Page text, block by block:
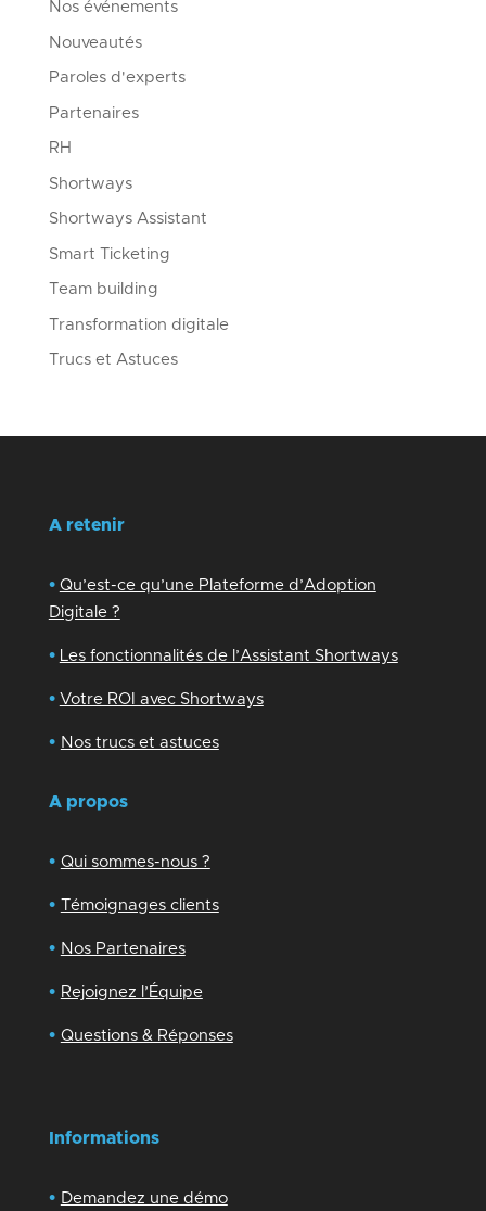
Nos événements
Nouveautés
Paroles d'experts
Partenaires
RH
Shortways
Shortways Assistant
Smart Ticketing
Team building
Transformation digitale
Trucs et Astuces
A retenir
• Qu’est-ce qu’une Plateforme d’Adoption
Digitale ?
• Les fonctionnalités de l’Assistant Shortways
• Votre ROI avec Shortways
• Nos trucs et astuces
A propos
• Qui sommes-nous ?
• Témoignages clients
• Nos Partenaires
• Rejoignez l’Équipe
• Questions & Réponses
Informations
• Demandez une démo